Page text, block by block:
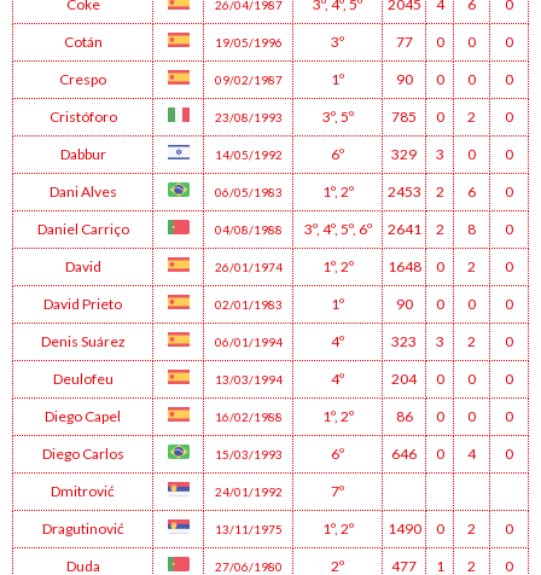
Coke 26/04/1987 3º, 4º, 5º 2045 4 6 0
Cotán 19/05/1996 3º 77 0 0 0
Crespo 09/02/1987 1º 90 0 0 0
Cristóforo 23/08/1993 3º, 5º 785 0 2 0
Dabbur 14/05/1992 6º 329 3 0 0
Dani Alves 06/05/1983 1º, 2º 2453 2 6 0
Daniel Carriço 04/08/1988 3º, 4º, 5º, 6º 2641 2 8 0
David 26/01/1974 1º, 2º 1648 0 2 0
David Prieto 02/01/1983 1º 90 0 0 0
Denis Suárez 06/01/1994 4º 323 3 2 0
Deulofeu 13/03/1994 4º 204 0 0 0
Diego Capel 16/02/1988 1º, 2º 86 0 0 0
Diego Carlos 15/03/1993 6º 646 0 4 0
Dmitrović 24/01/1992 7º
Dragutinović 13/11/1975 1º, 2º 1490 0 2 0
Duda 27/06/1980 2º 477 1 2 0